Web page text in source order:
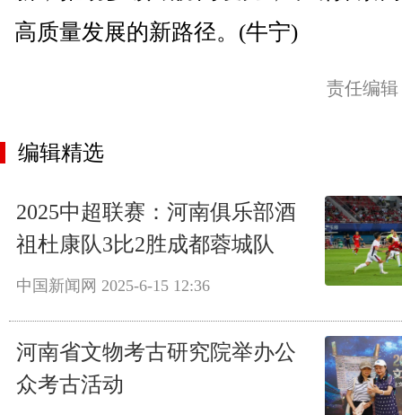
高质量发展的新路径。(牛宁)
责任编
编辑精选
2025中超联赛：河南俱乐部酒
祖杜康队3比2胜成都蓉城队
中国新闻网 2025-6-15 12:36
河南省文物考古研究院举办公
众考古活动